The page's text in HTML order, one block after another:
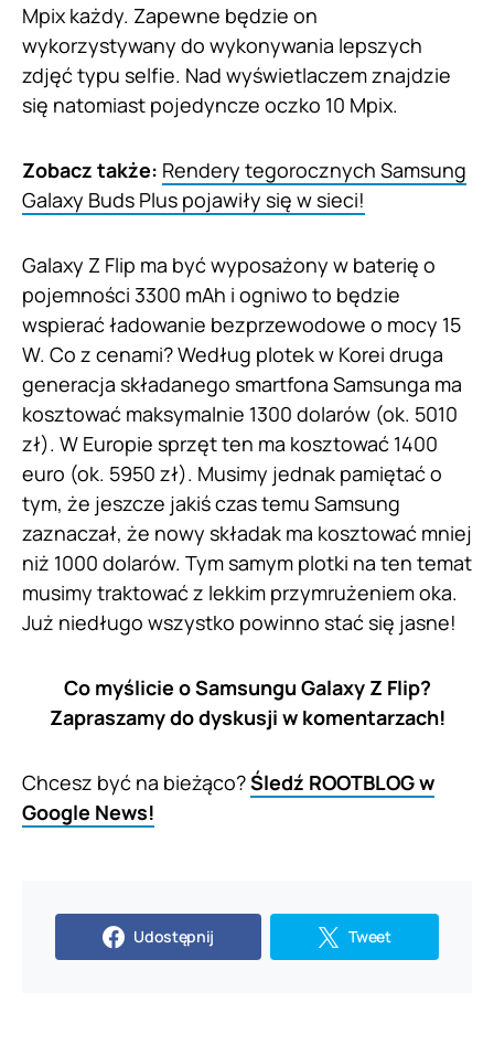
Mpix każdy. Zapewne będzie on
wykorzystywany do wykonywania lepszych
zdjęć typu selfie. Nad wyświetlaczem znajdzie
się natomiast pojedyncze oczko 10 Mpix.
Zobacz także: Rendery tegorocznych Samsung
Galaxy Buds Plus pojawiły się w sieci!
Galaxy Z Flip ma być wyposażony w baterię o
pojemności 3300 mAh i ogniwo to będzie
wspierać ładowanie bezprzewodowe o mocy 15
W. Co z cenami? Według plotek w Korei druga
generacja składanego smartfona Samsunga ma
kosztować maksymalnie 1300 dolarów (ok. 5010
zł). W Europie sprzęt ten ma kosztować 1400
euro (ok. 5950 zł). Musimy jednak pamiętać o
tym, że jeszcze jakiś czas temu Samsung
zaznaczał, że nowy składak ma kosztować mniej
niż 1000 dolarów. Tym samym plotki na ten temat
musimy traktować z lekkim przymrużeniem oka.
Już niedługo wszystko powinno stać się jasne!
Co myślicie o Samsungu Galaxy Z Flip?
Zapraszamy do dyskusji w komentarzach!
Chcesz być na bieżąco?Śledź ROOTBLOG w
Google News!
Udostępnij Tweet